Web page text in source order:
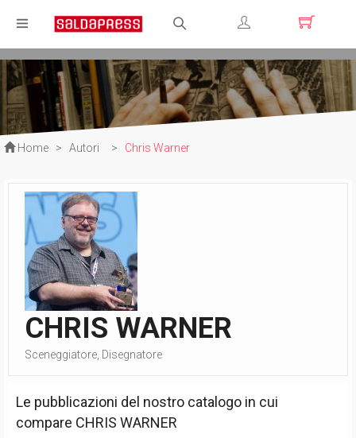
Registrati
Login
Home > Autori > Chris Warner
CHRIS WARNER
Sceneggiatore, Disegnatore
Le pubblicazioni del nostro catalogo in cui
compare CHRIS WARNER